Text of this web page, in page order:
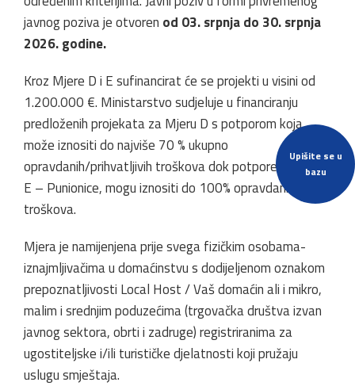
Upišite se u
bazu
javnog poziva je otvoren od 03. srpnjado 30. srpnja
2026. godine.
Kroz Mjere D i E sufinancirat će se projekti u visini od
1.200.000 €. Ministarstvo sudjeluje u financiranju
predloženih projekata za Mjeru D s potporom koja
može iznositi do najviše 70 % ukupno
opravdanih/prihvatljivih troškova dok potpore za Mjeru
E – Punionice, mogu iznositi do 100% opravdanih
troškova.
Mjera je namijenjena prije svega fizičkim osobama-
iznajmljivačima u domaćinstvu s dodijeljenom oznakom
prepoznatljivosti Local Host / Vaš domaćin ali i mikro,
malim i srednjim poduzećima (trgovačka društva izvan
javnog sektora, obrti i zadruge) registriranima za
ugostiteljske i/ili turističke djelatnosti koji pružaju
uslugu smještaja.